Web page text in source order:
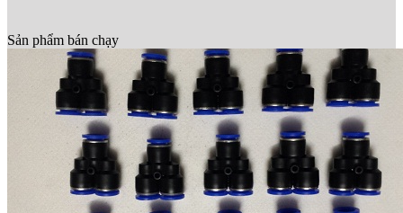
Sản phẩm bán chạy